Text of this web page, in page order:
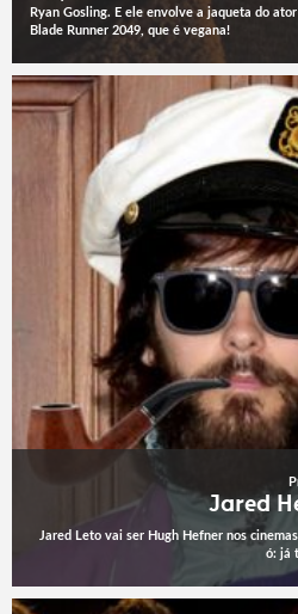
Ryan Gosling. E ele envolve a jaqueta do
Blade Runner 2049, que é vegana!
Jared
Jared Leto vai ser Hugh Hefner nos
ó: já